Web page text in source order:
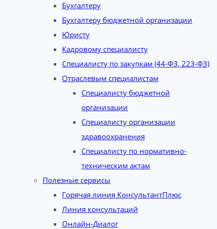
Бухгалтеру
Бухгалтеру бюджетной организации
Юристу
Кадровому специалисту
Специалисту по закупкам (44-ФЗ, 223-ФЗ)
Отраслевым специалистам
Специалисту бюджетной
организации
Специалисту организации
здравоохранения
Специалисту по нормативно-
техническим актам
Полезные сервисы
Горячая линия КонсультантПлюс
Линия консультаций
Онлайн-Диалог